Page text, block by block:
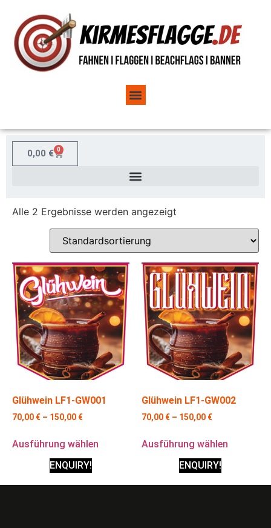
0,00 € 0
Alle 2 Ergebnisse werden angezeigt
Glühwein LF1-GW001
70,00 € – 150,00 €
Ausführung wählen
ENQUIRY!
Glühwein LF1-GW002
70,00 € – 150,00 €
Ausführung wählen
ENQUIRY!